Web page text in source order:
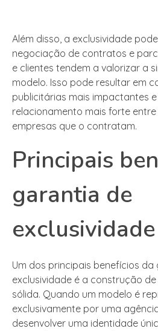
Além disso, a exclusividade
negociação de contratos e
e clientes tendem a valorizar a
modelo. Isso pode resultar em
publicitárias mais impactantes e
relacionamento mais forte
empresas que o contratam.
Principais
garantia de
exclusividade
Um dos principais benefícios
exclusividade é a construção
sólida. Quando um modelo é
exclusivamente por uma
desenvolver uma identidade